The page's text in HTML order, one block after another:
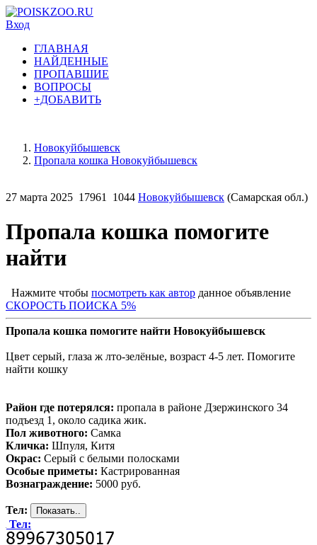
Вход
ГЛАВНАЯ
НАЙДЕННЫЕ
ПРОПАВШИЕ
ВОПРОСЫ
+ДОБАВИТЬ
Новокуйбышевск
Пропала кошка Новокуйбышевск
27 марта 2025 17961 1044 Новокуйбышевск (Самарская обл.)
Пропала кошка помогите
найти
Нажмите чтобы посмотреть как автор данное объявление
СКОРОСТЬ ПОИСКА 5%
Пропала кошка помогите найти Новокуйбышевск
Цвет серый, глаза ж лто-зелёные, возраст 4-5 лет. Помогите
найти кошку
Район где потерялся: пропала в районе Дзержинского 34
подъезд 1, около садика жик.
Пол животного: Самка
Кличка: Шпуля, Китя
Окрас: Серый с белыми полосками
Особые приметы: Кастрированная
Вознаграждение: 5000 руб.
Тел:
Тел: